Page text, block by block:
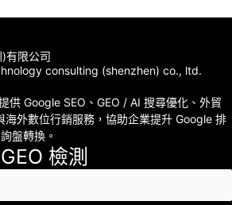
有限公司
consulting (shenzhen) co., ltd.
供 Google SEO、GEO / AI 搜尋優化、外貿
外數位行銷服務，協助企業提升 Google 排
盤轉換。
檢測